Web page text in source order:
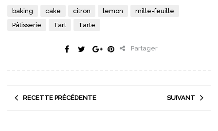
baking cake citron lemon
mille-feuille
Pâtisserie
Tart Tarte
Partager
RECETTE PRÉCÉDENTE SUIVANT